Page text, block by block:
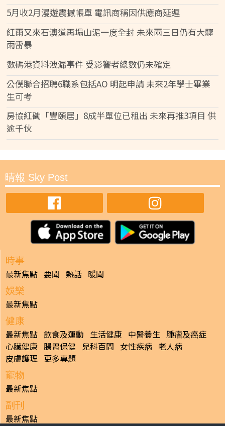
5月收2月漫遊震撼帳單 電訊商稱因供應商延遲
紅雨又來石澳道再塌山泥一度全封 未來兩三日仍有大驟
雨雷暴
數碼港資料洩漏事件 受影響者總數仍未確定
公僕聯合招聘6職系包括AO 明起申請 未來2年學士畢業
生可考
房協紅磡「豐頤居」8成半單位已租出 未來再推3項目 供
逾千伙
晴報 Sky Post
時事
最新焦點 要聞 熱話 暖聞
娛樂
最新焦點
健康
最新焦點 飲食及運動 生活健康 中醫養生 腫瘤及癌症
心臟健康 腸胃保健 兒科百問 女性疾病 老人病
皮膚護理 更多專題
寵物
最新焦點
副刊
最新焦點